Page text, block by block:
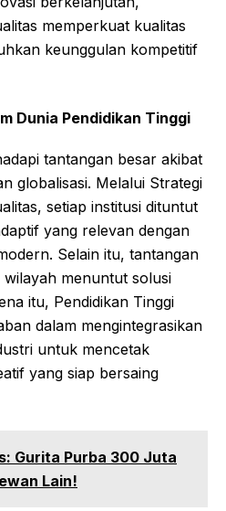
memperkuat kualitas
keunggulan kompetitif
Dunia Pendidikan Tinggi
tantangan besar akibat
globalisasi. Melalui Strategi
setiap institusi dituntut
yang relevan dengan
Selain itu, tantangan
menuntut solusi
itu, Pendidikan Tinggi
dalam mengintegrasikan
untuk mencetak
yang siap bersaing
Gurita Purba 300 Juta
Lain!